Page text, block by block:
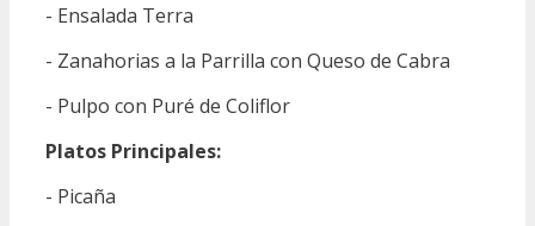
- Ensalada Terra
- Zanahorias a la Parrilla con Queso de Cabra
- Pulpo con Puré de Coliflor
Platos Principales:
- Picaña